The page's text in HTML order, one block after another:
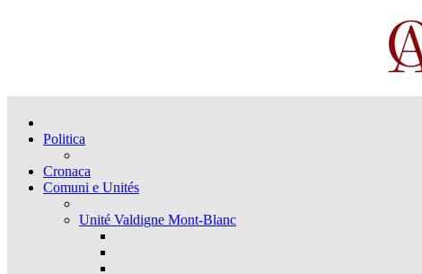
Politica
Cronaca
Comuni e Unités
Unité Valdigne Mont-Blanc